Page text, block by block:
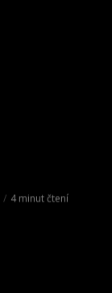
4 minut čtení